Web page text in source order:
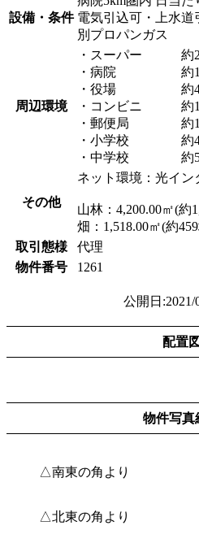
設備・条件 電気引込可・上水
別プロパンガス
周辺環境
・スーパー 約
・病院 約
・役場 約
・コンビニ 約
・郵便局 約
・小学校 約
・中学校 約
その他
ネット環境：光イ
山林：4,200.00㎡(約
畑：1,518.00㎡(約
取引態様
代理
物件番号
1261
公開日:2021/
配置図
物件写真
△南東の角より
△北東の角より